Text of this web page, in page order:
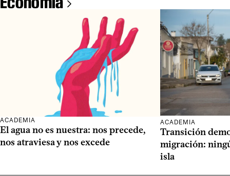
ACADEMIA
El agua no es nuestra: nos precede,
nos atraviesa y nos excede
ACADEMIA
Transición
migración:
isla